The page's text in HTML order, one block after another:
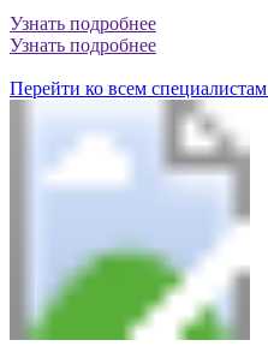
Узнать подробнее
Узнать подробнее
Перейти ко всем специалистам